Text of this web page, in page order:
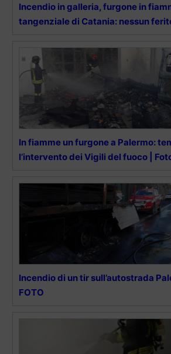
Incendio in galleria, furgone in
tangenziale di Catania: nessun
In fiamme un furgone a Palermo:
l’intervento dei Vigili del fuoco |
Incendio di un tir sull’autostrada
FOTO